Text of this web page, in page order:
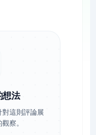
想法
對這則評論展
察。